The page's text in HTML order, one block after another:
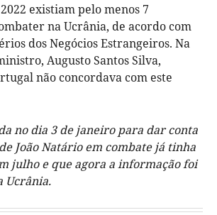
existiam pelo menos 7
na Ucrânia, de acordo com
dos Negócios Estrangeiros. Na
Augusto Santos Silva,
não concordava com este
no dia 3 de janeiro para dar conta
João Natário em combate já tinha
julho e que agora a informação foi
Ucrânia.